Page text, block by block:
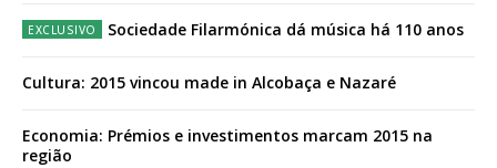
Sociedade Filarmónica dá música há 110 anos
Cultura: 2015 vincou made in Alcobaça e Nazaré
Economia: Prémios e investimentos marcam 2015 na
região